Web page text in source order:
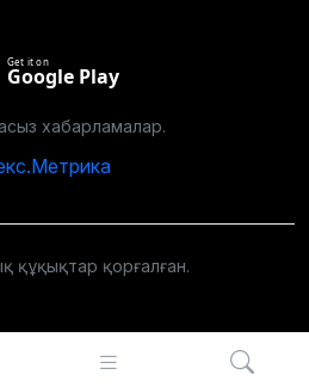
Get it on
Google Play
хабарламалар.
құқықтар қорғалған.